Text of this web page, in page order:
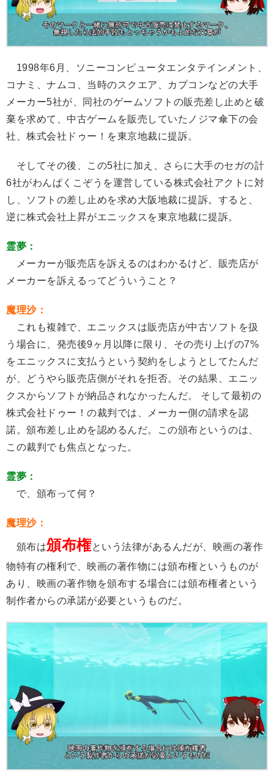
1998年6月、ソニーコンピュータエンタテインメント、
コナミ、ナムコ、当時のスクエア、カプコンなどの大手
メーカー5社が、同社のゲームソフトの販売差し止めと破
棄を求めて、中古ゲームを販売していたノジマ傘下の会
社、株式会社ドゥー！を東京地裁に提訴。
そしてその後、この5社に加え、さらに大手のセガの計
6社がわんぱくこぞうを運営している株式会社アクトに対
し、ソフトの差し止めを求め大阪地裁に提訴。すると、
逆に株式会社上昇がエニックスを東京地裁に提訴。
霊夢：
メーカーが販売店を訴えるのはわかるけど、販売店が
メーカーを訴えるってどういうこと？
魔理沙：
これも複雑で、エニックスは販売店が中古ソフトを扱
う場合に、発売後9ヶ月以降に限り、その売り上げの7%
をエニックスに支払うという契約をしようとしてたんだ
が、どうやら販売店側がそれを拒否。その結果、エニッ
クスからソフトが納品されなかったんだ。 そして最初の
株式会社ドゥー！の裁判では、メーカー側の請求を認
諾。頒布差し止めを認めるんだ。この頒布というのは、
この裁判でも焦点となった。
霊夢：
で、頒布って何？
魔理沙：
頒布は頒布権という法律があるんだが、映画の著作
物特有の権利で、映画の著作物には頒布権というものが
あり、映画の著作物を頒布する場合には頒布権者という
制作者からの承諾が必要というものだ。